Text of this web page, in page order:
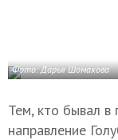
Фото: Дарья Шомахова
Тем, кто бывал в
направление